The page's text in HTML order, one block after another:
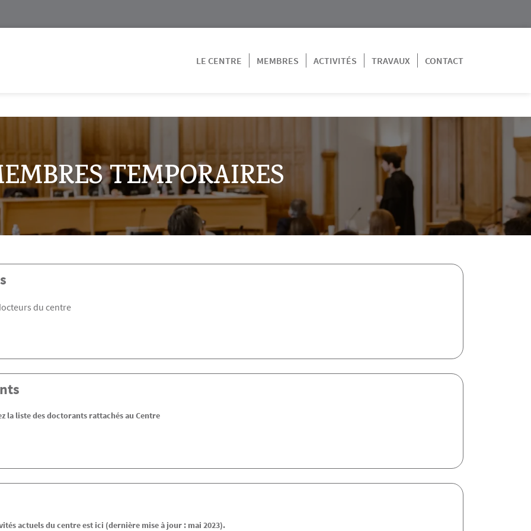
LE CENTRE
MEMBRES ACTIVITÉS TRAVAUX CONTACT
TEMPORAIRES
du centre
la liste des doctorants rattachés au Centre
actuels du centre est ici (dernière mise à jour : mai 2023).